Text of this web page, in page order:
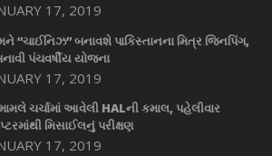
17, 2019
“ચાઈનિઝ” બનાવશે પાકિસ્તાનના મિત્ર જિનપિંગ,
પંચવર્ષીય યોજના
17, 2019
ચર્ચામાં આવેલી HALની કમાલ, પહેલીવાર
મિસાઈલનું પરીક્ષણ
17, 2019